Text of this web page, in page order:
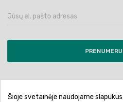
Šioje svetainėje naudojame